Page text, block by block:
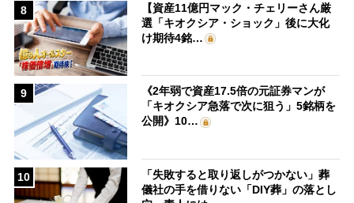
8
【資産11億円マック・チェリーさん厳
選「キオクシア・ショック」後に大化
け期待4銘…
9
《2年弱で資産17.5倍の元証券マンが
「キオクシア急落で次に狙う」5銘柄を
公開》10…
10
「失敗すると取り返しがつかない」葬
儀社の手を借りない「DIY葬」の落とし